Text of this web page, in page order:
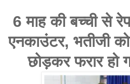
6 माह की बच्ची से
एनकाउंटर, भतीजी
छोड़कर फरार हो